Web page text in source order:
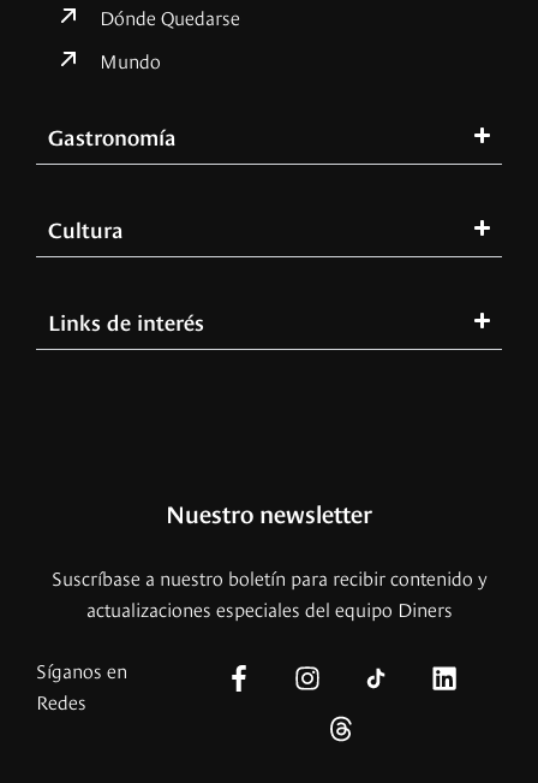
Dónde Quedarse
Mundo
Gastronomía
Cultura
Links de interés
Nuestro newsletter
Suscríbase a nuestro boletín para recibir contenido y
actualizaciones especiales del equipo Diners
Síganos en
Redes